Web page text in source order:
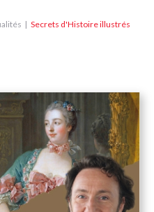
Secrets d'Histoire illustrés